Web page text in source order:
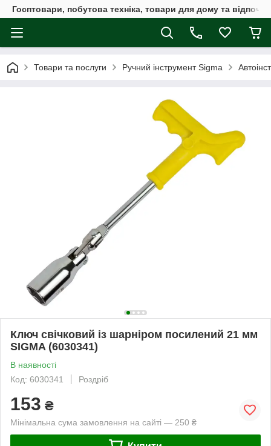
Госптовари, побутова техніка, товари для дому та
Товари та послуги Ручний інструмент Sigma
Ключ свічковий із шарніром посилений 21 мм
SIGMA (6030341)
В наявності
Код: 6030341
Роздріб
153 ₴
Мінімальна сума замовлення на сайті — 250 ₴